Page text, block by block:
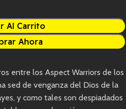
Al Carrito
Ahora
entre los Aspect Warriors de los
sed de venganza del Dios de la
y como tales son despiadados